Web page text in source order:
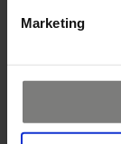
Marketing